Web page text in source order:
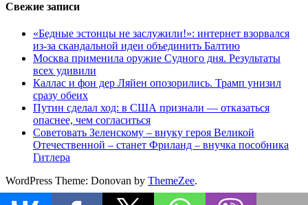
Свежие записи
«Бедные эстонцы не заслужили!»: интернет взорвался
из-за скандальной идеи объединить Балтию
Москва применила оружие Судного дня. Результаты
всех удивили
Каллас и фон дер Ляйен опозорились. Трамп унизил
сразу обеих
Путин сделал ход: в США признали — отказаться
опаснее, чем согласиться
Советовать Зеленскому – внуку героя Великой
Отечественной – станет Фриланд – внучка пособника
Гитлера
WordPress Theme: Donovan by ThemeZee.